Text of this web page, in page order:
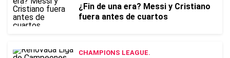
¿Fin de una era? Messi y Cristiano
fuera antes de cuartos
CHAMPIONS LEAGUE.